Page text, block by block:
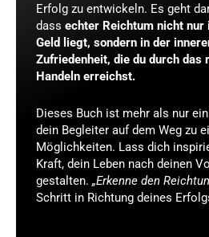
Erfolg zu entwickeln. Es geht
dass echter Reichtum nicht nur
Geld liegt, sondern in der
Zufriedenheit, die du durch das
Handeln erreichst.
Dieses Buch ist mehr als nur
dein Begleiter auf dem Weg zu
Möglichkeiten. Lass dich
Kraft, dein Leben nach deinen
gestalten. „Erkenne den
Schritt in Richtung deines